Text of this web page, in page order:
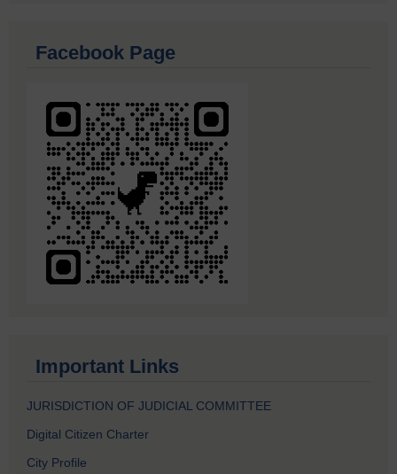
Facebook Page
Important Links
JURISDICTION OF JUDICIAL COMMITTEE
Digital Citizen Charter
City Profile